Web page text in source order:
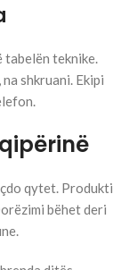
tabelën teknike.
shkruani. Ekipi
qytet. Produkti
bëhet deri